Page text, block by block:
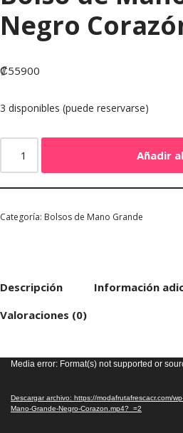
Negro
₡55900
3 disponibles (puede reservarse)
Añadir
Categoría: Bolsos de Mano Grande
Descripción
Información
Valoraciones (0)
Reproductor
vídeo
Media error: Format(s) not supported or
Descargar archivo: https://modafrutafrescacr.com/
Mano-Grande-Negro-Corazon.mp4?_=2